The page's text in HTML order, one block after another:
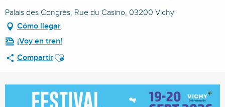
Palais des Congrès, Rue du Casino, 03200 Vichy
Cómo llegar
¡Voy en tren!
CompartirAjouter aux favoris